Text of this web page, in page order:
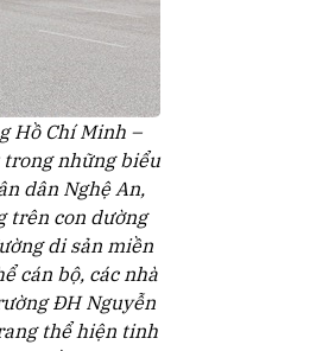
Hồ Chí Minh –
những biểu
dân Nghệ An,
trên con dường
di sản miền
cán bộ, các nhà
ĐH Nguyễn
thể hiện tinh